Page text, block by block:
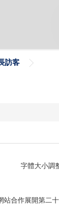
訪客
字體大小調
站合作展開第二